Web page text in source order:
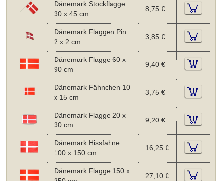
Dänemark Stockflagge
30 x 45 cm
8,75 €
Dänemark Flaggen Pin
2 x 2 cm
3,85 €
Dänemark Flagge 60 x
90 cm
9,40 €
Dänemark Fähnchen 10
x 15 cm
3,75 €
Dänemark Flagge 20 x
30 cm
9,20 €
Dänemark Hissfahne
100 x 150 cm
16,25 €
Dänemark Flagge 150 x
27,10 €